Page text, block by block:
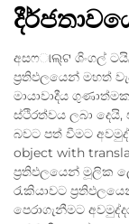
අසෆାଲ୍ଟ ශිංගල්
ප්‍රතිඵලයෙන් මහත්
මායාවාදීය
ස්ථිරත්වය ලබා
බවට පත් වීමට
object with
ප්‍රතිඵලයෙන් මූලික
රැකියාවට
පෙරාගැනීමට